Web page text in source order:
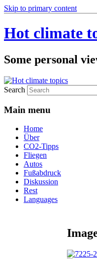
Skip to primary content
Hot climate
Some personal
Search
Main menu
Home
Über
CO2-Tipps
Fliegen
Autos
Fußabdruck
Diskussion
Rest
Languages